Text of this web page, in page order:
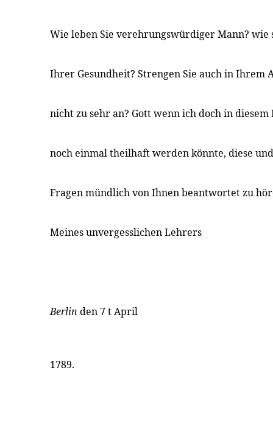
Wie leben Sie verehrungswürdiger Mann? wie
Ihrer Gesundheit? Strengen Sie auch in Ihrem
nicht zu sehr an? Gott wenn ich doch in diesem
noch einmal theilhaft werden könnte, diese
Fragen mündlich von Ihnen beantwortet zu
Meines unvergesslichen Lehrers
Berlin den 7 t April
1789.